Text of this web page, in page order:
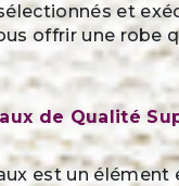
et
offrir une robe
de Qualité
est un élément